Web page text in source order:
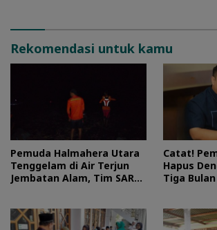
Rekomendasi untuk kamu
Pemuda Halmahera Utara
Tenggelam di Air Terjun
Jembatan Alam, Tim SAR
Catat!
Hapus
Tiga Bulan